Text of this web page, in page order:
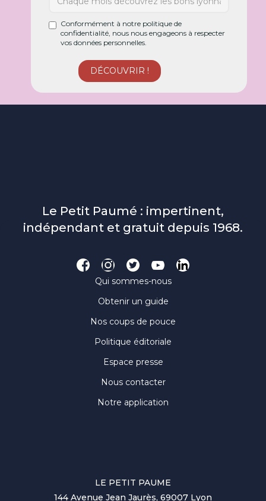
Conformément à notre politique de
confidentialité, nous nous engageons à respecter
vos données personnelles.
Le Petit Paumé : impertinent,
indépendant et gratuit depuis 1968.
Qui sommes-nous
Obtenir un guide
Nos coups de pouce
Politique éditoriale
Espace presse
Nous contacter
Notre application
LE PETIT PAUME
144 Avenue Jean Jaurès, 69007 Lyon